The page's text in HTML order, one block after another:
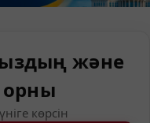
және
орны
көрсін